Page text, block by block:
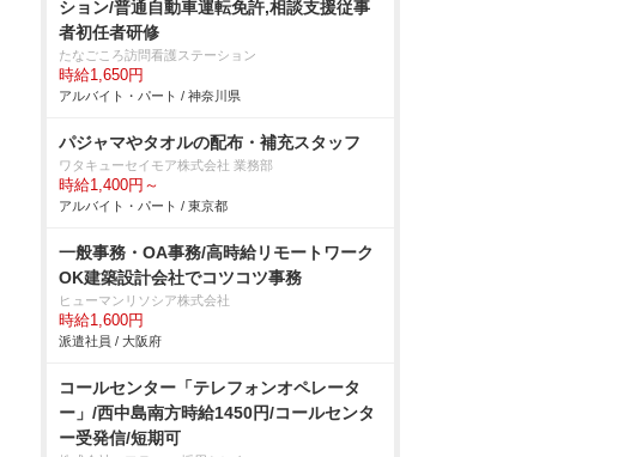
ション/普通自動車運転免許,相談支援従事
者初任者研修
たなごころ訪問看護ステーション
時給1,650円
アルバイト・パート / 神奈川県
パジャマやタオルの配布・補充スタッフ
ワタキューセイモア株式会社 業務部
時給1,400円～
アルバイト・パート / 東京都
一般事務・OA事務/高時給リモートワーク
OK建築設計会社でコツコツ事務
ヒューマンリソシア株式会社
時給1,600円
派遣社員 / 大阪府
コールセンター「テレフォンオペレータ
ー」/西中島南方時給1450円/コールセンタ
ー受発信/短期可